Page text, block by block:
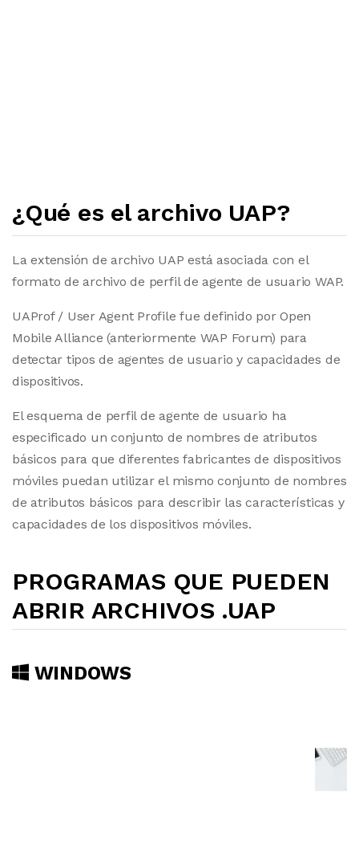
¿Qué es el archivo UAP?
La extensión de archivo UAP está asociada con el
formato de archivo de perfil de agente de usuario WAP.
UAProf / User Agent Profile fue definido por Open
Mobile Alliance (anteriormente WAP Forum) para
detectar tipos de agentes de usuario y capacidades de
dispositivos.
El esquema de perfil de agente de usuario ha
especificado un conjunto de nombres de atributos
básicos para que diferentes fabricantes de dispositivos
móviles puedan utilizar el mismo conjunto de nombres
de atributos básicos para describir las características y
capacidades de los dispositivos móviles.
PROGRAMAS QUE PUEDEN
ABRIR ARCHIVOS .UAP
WINDOWS